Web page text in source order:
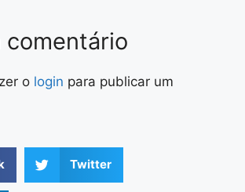
comentário
o login para publicar um
Twitter